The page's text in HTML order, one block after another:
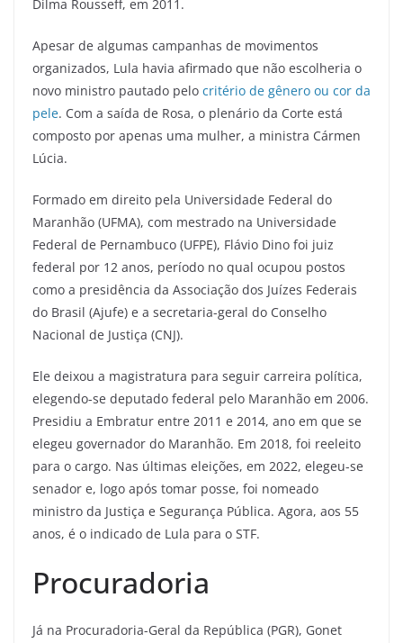
Dilma Rousseff, em 2011.
Apesar de algumas campanhas de movimentos
organizados, Lula havia afirmado que não escolheria o
novo ministro pautado pelo critério de gênero ou cor da
pele. Com a saída de Rosa, o plenário da Corte está
composto por apenas uma mulher, a ministra Cármen
Lúcia.
Formado em direito pela Universidade Federal do
Maranhão (UFMA), com mestrado na Universidade
Federal de Pernambuco (UFPE), Flávio Dino foi juiz
federal por 12 anos, período no qual ocupou postos
como a presidência da Associação dos Juízes Federais
do Brasil (Ajufe) e a secretaria-geral do Conselho
Nacional de Justiça (CNJ).
Ele deixou a magistratura para seguir carreira política,
elegendo-se deputado federal pelo Maranhão em 2006.
Presidiu a Embratur entre 2011 e 2014, ano em que se
elegeu governador do Maranhão. Em 2018, foi reeleito
para o cargo. Nas últimas eleições, em 2022, elegeu-se
senador e, logo após tomar posse, foi nomeado
ministro da Justiça e Segurança Pública. Agora, aos 55
anos, é o indicado de Lula para o STF.
Procuradoria
Já na Procuradoria-Geral da República (PGR), Gonet